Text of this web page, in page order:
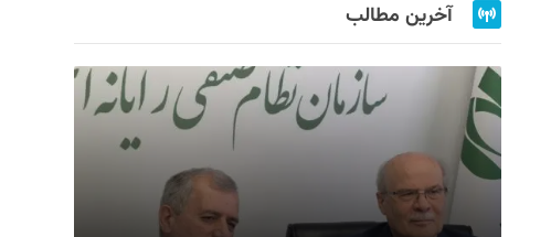
آخرین مطالب